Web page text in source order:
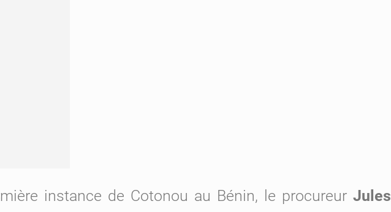
instance de Cotonou au Bénin, le procureur Jules